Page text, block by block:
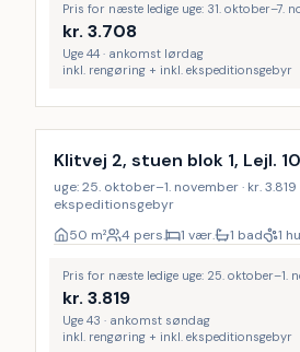
Pris for næste ledige uge: 31. oktober–7.
kr. 3.708
Uge 44 · ankomst lørdag
inkl. rengøring + inkl. ekspeditionsgebyr
Inkl. rengøring
Klitvej 2, stuen blok 1, Lejl.
uge: 25. oktober–1. november · kr.
ekspeditionsgebyr
50 m² 4 pers. 1 vær. 1 bad 1
Pris for næste ledige uge: 25. oktober–1.
kr. 3.819
Uge 43 · ankomst søndag
inkl. rengøring + inkl. ekspeditionsgebyr